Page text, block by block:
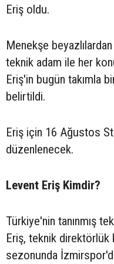
Eriş oldu.
Menekşe
teknik adam ile her
Eriş'in bugün takımla
belirtildi.
Eriş için 16 Ağustos
düzenlenecek.
Levent Eriş Kimdir?
Türkiye'nin tanınmış
Eriş, teknik direktörlük
sezonunda